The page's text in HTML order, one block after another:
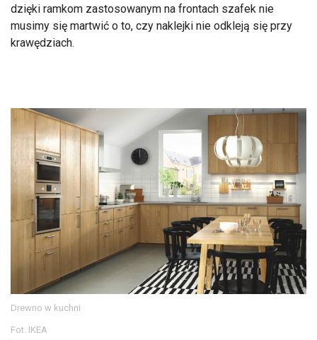
dzięki ramkom zastosowanym na frontach szafek nie
musimy się martwić o to, czy naklejki nie odkleją się przy
krawędziach.
Drewno w kuchni
Fot. IKEA